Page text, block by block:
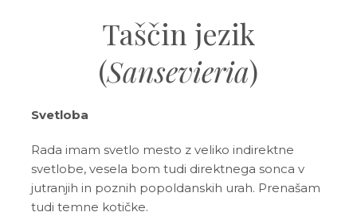
Taščin jezik
(Sansevieria)
Svetloba
Rada imam svetlo mesto z veliko indirektne
svetlobe, vesela bom tudi direktnega sonca v
jutranjih in poznih popoldanskih urah. Prenašam
tudi temne kotičke.